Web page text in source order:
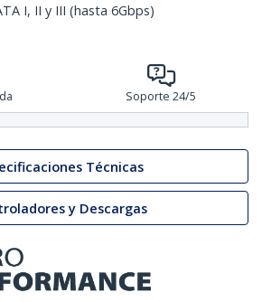
I, II y III (hasta 6Gbps)
Soporte 24/5
Técnicas
y Descargas